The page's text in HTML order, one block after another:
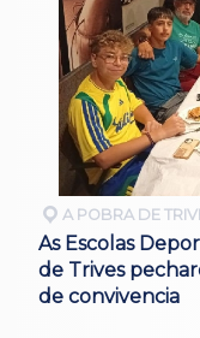
A POBRA DE
As Escolas
de Trives
de convivencia